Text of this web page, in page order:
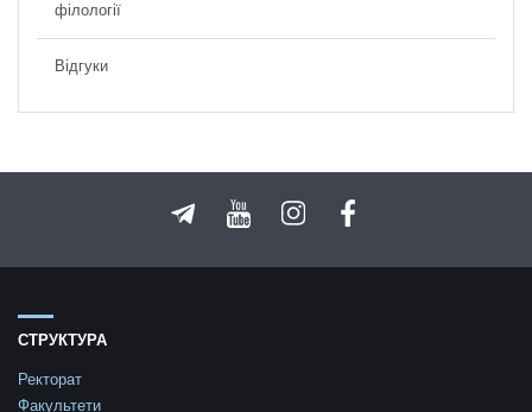
філології
Відгуки
СТРУКТУРА
Ректорат
Факультети